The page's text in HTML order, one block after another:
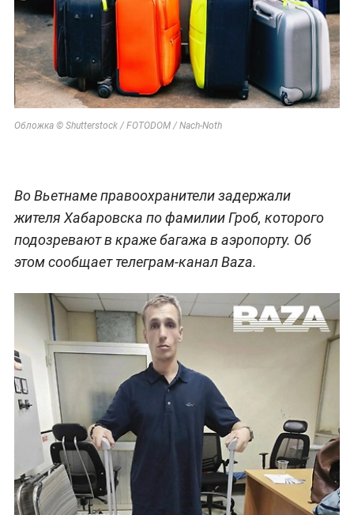
Обложка © Shutterstock / FOTODOM / Nach-Noth
Во Вьетнаме правоохранители задержали
жителя Хабаровска по фамилии Гроб, которого
подозревают в краже багажа в аэропорту. Об
этом сообщает телеграм-канал Baza.